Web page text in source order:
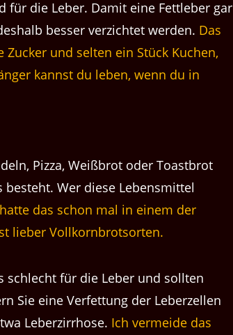
für die Leber. Damit eine Fettleber gar
besser verzichtet werden. Das
und selten ein Stück Kuchen,
kannst du leben, wenn du in
Pizza, Weißbrot oder Toastbrot
Wer diese Lebensmittel
das schon mal in einem der
lieber Vollkornbrotsorten.
schlecht für die Leber und sollten
Sie eine Verfettung der Leberzellen
Leberzirrhose. Ich vermeide das